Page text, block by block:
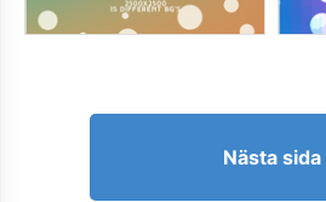
Nästa sida